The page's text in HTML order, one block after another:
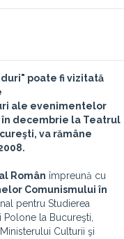
poate fi vizitată
ale evenimentelor
în decembrie la Teatrul
va rămâne
Român împreună cu
Comunismului în
pentru Studierea
la Bucureşti,
Culturii şi